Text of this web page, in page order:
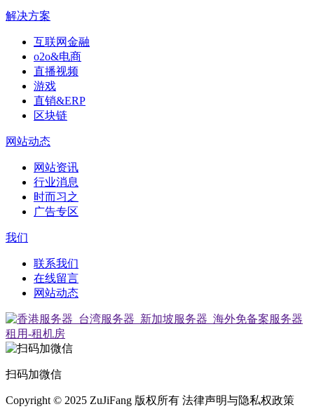
解决方案
互联网金融
o2o&电商
直播视频
游戏
直销&ERP
区块链
网站动态
网站资讯
行业消息
时而习之
广告专区
我们
联系我们
在线留言
网站动态
扫码加微信
Copyright © 2025 ZuJiFang 版权所有 法律声明与隐私权政策